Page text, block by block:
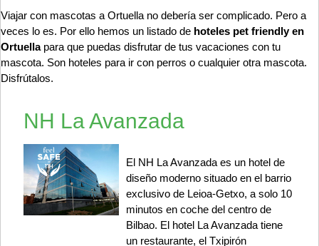
Viajar con mascotas a Ortuella no debería ser complicado. Pero a
veces lo es. Por ello hemos un listado de hoteles pet friendly en
Ortuellapara que puedas disfrutar de tus vacaciones con tu
mascota. Son hoteles para ir con perros o cualquier otra mascota.
Disfrútalos.
NH La Avanzada
El NH La Avanzada es un hotel de
diseño moderno situado en el barrio
exclusivo de Leioa-Getxo, a solo 10
minutos en coche del centro de
Bilbao. El hotel La Avanzada tiene
un restaurante, el Txipirón